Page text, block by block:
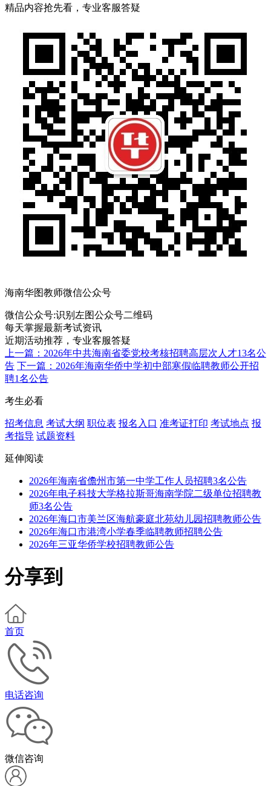
精品内容抢先看，专业客服答疑
海南华图教师微信公众号
微信公众号:识别左图公众号二维码
每天掌握最新考试资讯
近期活动推荐，专业客服答疑
上一篇：2026年中共海南省委党校考核招聘高层次人才13名公
告 下一篇：2026年海南华侨中学初中部寒假临聘教师公开招
聘1名公告
考生必看
招考信息 考试大纲 职位表 报名入口 准考证打印 考试地点 报
考指导 试题资料
延伸阅读
2026年海南省儋州市第一中学工作人员招聘3名公告
2026年电子科技大学格拉斯哥海南学院二级单位招聘教
师3名公告
2026年海口市美兰区海航豪庭北苑幼儿园招聘教师公告
2026年海口市港湾小学春季临聘教师招聘公告
2026年三亚华侨学校招聘教师公告
分享到
首页
电话咨询
微信咨询